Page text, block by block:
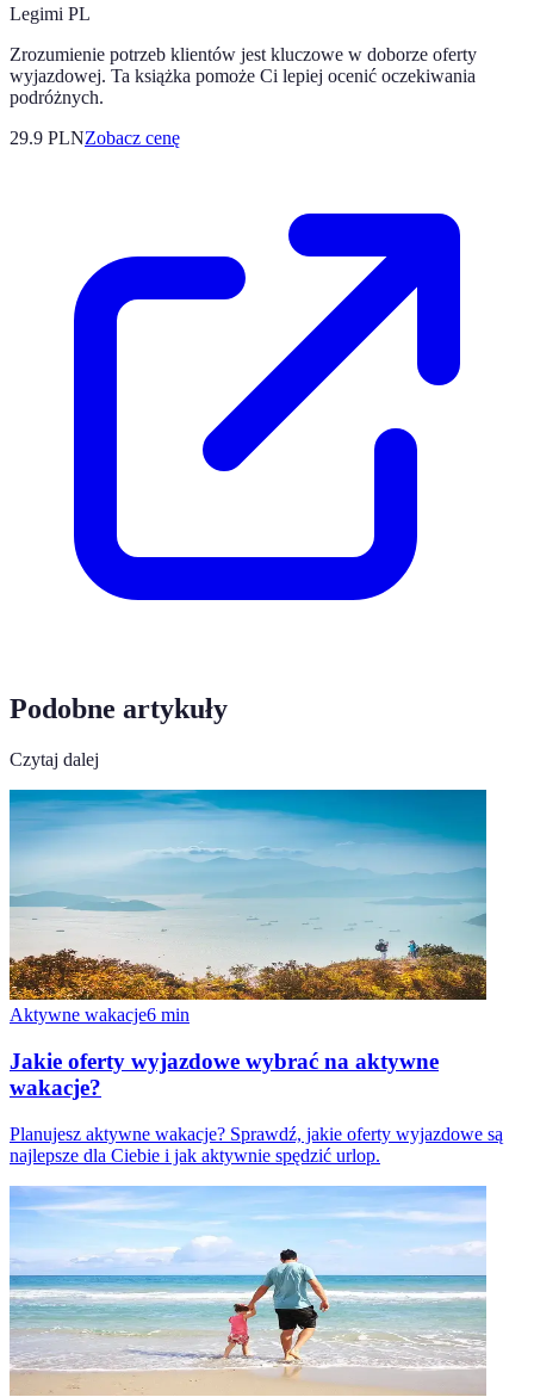
Legimi PL
Zrozumienie potrzeb klientów jest kluczowe w doborze oferty
wyjazdowej. Ta książka pomoże Ci lepiej ocenić oczekiwania
podróżnych.
29.9 PLNZobacz cenę
Podobne artykuły
Czytaj dalej
Aktywne wakacje6 min
Jakie oferty wyjazdowe wybrać na aktywne
wakacje?
Planujesz aktywne wakacje? Sprawdź, jakie oferty wyjazdowe są
najlepsze dla Ciebie i jak aktywnie spędzić urlop.